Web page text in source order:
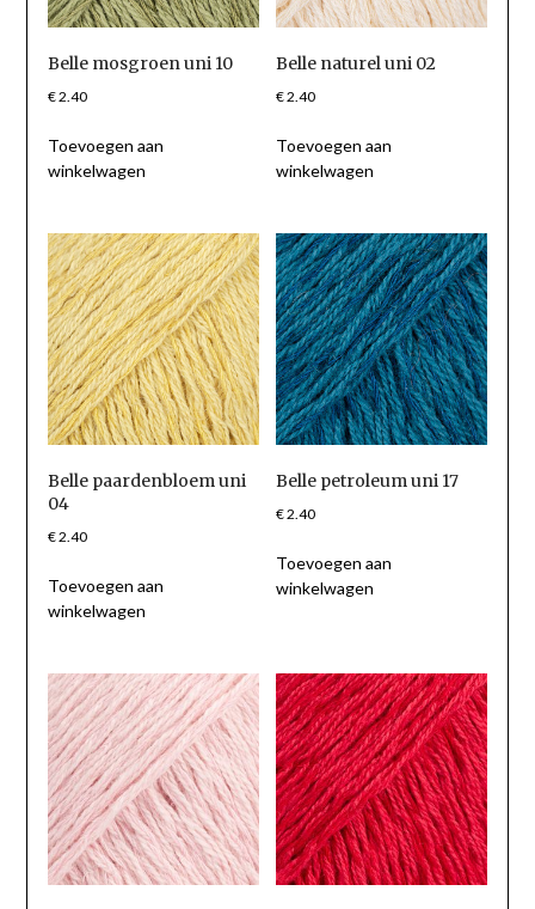
Belle mosgroen uni 10
€2.40
Toevoegen aan
winkelwagen
Belle naturel uni 02
€2.40
Toevoegen aan
winkelwagen
Belle paardenbloem uni
04
€2.40
Toevoegen aan
winkelwagen
Belle petroleum uni 17
€2.40
Toevoegen aan
winkelwagen